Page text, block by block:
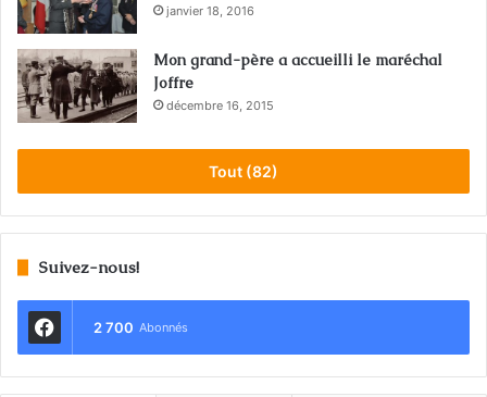
janvier 18, 2016
Mon grand-père a accueilli le maréchal
Joffre
décembre 16, 2015
Tout (82)
Suivez-nous!
2 700 Abonnés